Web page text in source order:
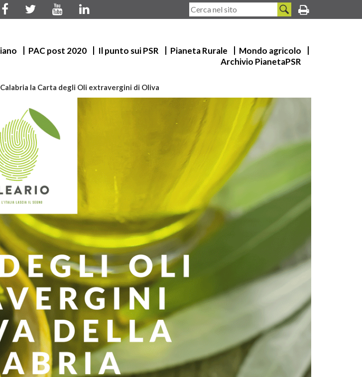
PAC post 2020 Il punto sui PSR Pianeta Rurale
Mondo agricolo
Archivio PianetaPSR
la Carta degli Oli extravergini di Oliva